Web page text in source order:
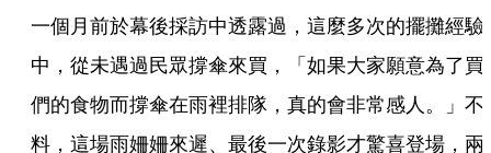
一個月前於幕後採訪中透露過，這麼多次的擺攤經驗
中，從未遇過民眾撐傘來買，「如果大家願意為了買
們的食物而撐傘在雨裡排隊，真的會非常感人。」不
料，這場雨姍姍來遲、最後一次錄影才驚喜登場，兩